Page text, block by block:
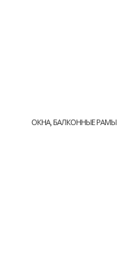
ОКНА, БАЛКОННЫЕ РАМЫ